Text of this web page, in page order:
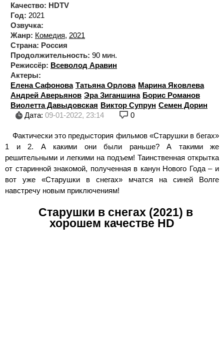
Качество: HDTV
Год: 2021
Озвучка:
Жанр: Комедия, 2021
Страна: Россия
Продолжительность: 90 мин.
Режиссёр: Всеволод Аравин
Актеры:
Елена Сафонова Татьяна Орлова Марина Яковлева
Андрей Аверьянов Эра Зиганшина Борис Романов
Виолетта Давыдовская Виктор Супрун Семен Дорин
Дата: 09-01-2022, 23:14 0
Фактически это предыстория фильмов «Старушки в бегах»
1 и 2. А какими они были раньше? А такими же
решительными и легкими на подъем! Таинственная открытка
от старинной знакомой, полученная в канун Нового Года – и
вот уже «Старушки в снегах» мчатся на синей Волге
навстречу новым приключениям!
Старушки в снегах (2021) в
хорошем качестве HD